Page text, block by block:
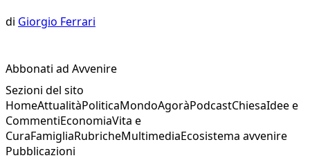
di Giorgio Ferrari
Abbonati ad Avvenire
Sezioni del sito
HomeAttualitàPoliticaMondoAgoràPodcastChiesaIdee e
CommentiEconomiaVita e
CuraFamigliaRubricheMultimediaEcosistema avvenire
Pubblicazioni